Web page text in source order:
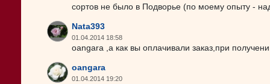
сортов не было в Подворье (по моему опыту -
Nata393
01.04.2014 18:58
oangara ,а как вы оплачивали заказ,при
oangara
01.04.2014 19:20